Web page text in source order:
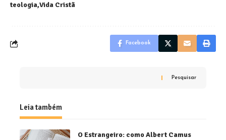
teologia Vida Cristã
Facebook
Pesquisar
Leia também
O Estrangeiro: como Albert Camus